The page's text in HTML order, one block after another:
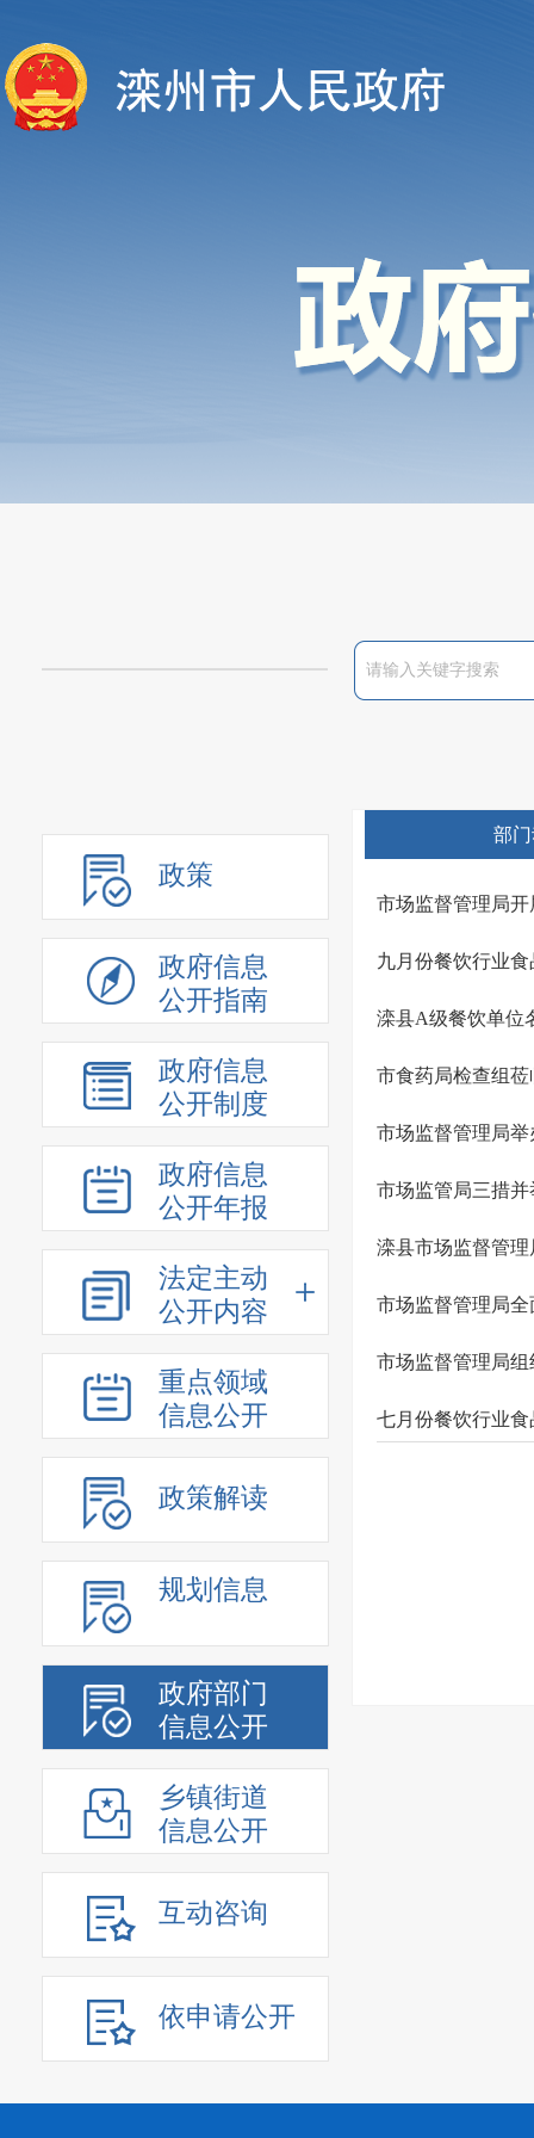
政策
政府信息
公开指南
政府信息
公开制度
政府信息
公开年报
法定主动
公开内容
重点领域
信息公开
政策解读
规划信息
政府部门
信息公开
乡镇街道
信息公开
互动咨询
依申请公开
部
市场监督管理局
九月份餐饮行业
滦县A级餐饮单位
市食药局检查组
市场监督管理局
市场监管局三措
滦县市场监督管
市场监督管理局
市场监督管理局
七月份餐饮行业